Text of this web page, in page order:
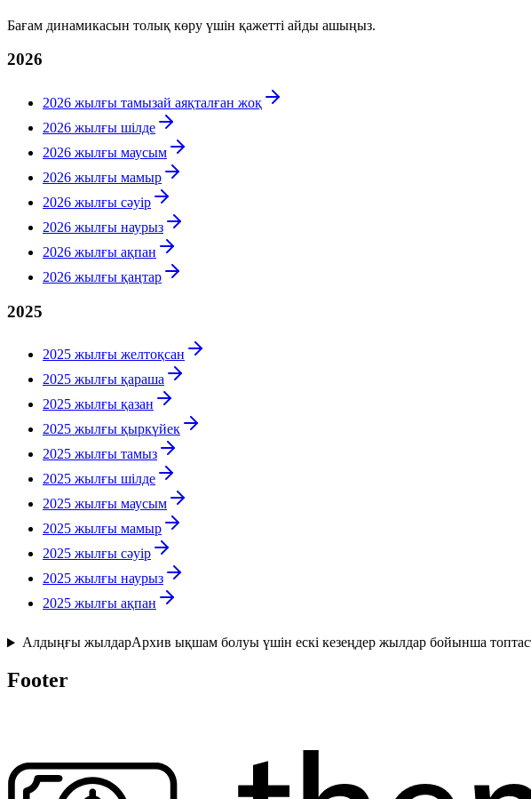
Бағам динамикасын толық көру үшін қажетті айды ашыңыз.
2026
2026 жылғы тамызай аяқталған жоқ
2026 жылғы шілде
2026 жылғы маусым
2026 жылғы мамыр
2026 жылғы сәуір
2026 жылғы наурыз
2026 жылғы ақпан
2026 жылғы қаңтар
2025
2025 жылғы желтоқсан
2025 жылғы қараша
2025 жылғы қазан
2025 жылғы қыркүйек
2025 жылғы тамыз
2025 жылғы шілде
2025 жылғы маусым
2025 жылғы мамыр
2025 жылғы сәуір
2025 жылғы наурыз
2025 жылғы ақпан
Алдыңғы жылдарАрхив ықшам болуы үшін ескі кезеңдер жылдар бойынша
Footer